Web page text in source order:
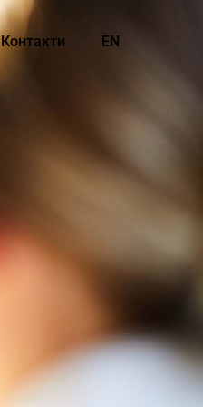
Контакти EN